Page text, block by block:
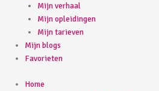
Mijn verhaal
Mijn opleidingen
Mijn tarieven
Mijn blogs
Favorieten
Home